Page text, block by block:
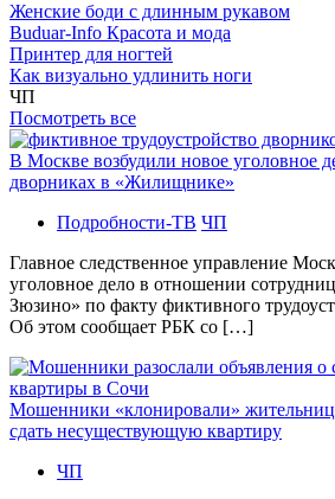
Женские боди с длинным рукавом
Buduar-Info Красота и мода
Принтер для ногтей
Как визуально удлинить ноги
ЧП
Посмотреть все
В Москве возбудили новое уголовное
дворниках в «Жилищнике»
Подробности-ТВ ЧП
Главное следственное управление
уголовное дело в отношении
Зюзино» по факту фиктивного
Об этом сообщает РБК со […]
Мошенники «клонировали»
сдать несуществующую квартиру
ЧП